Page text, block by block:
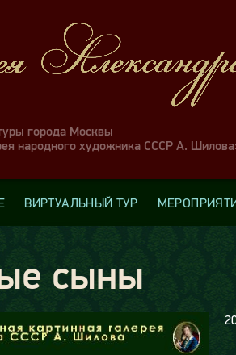
города Москвы
народного художника СССР А.
ВИРТУАЛЬНЫЙ ТУР
сыны